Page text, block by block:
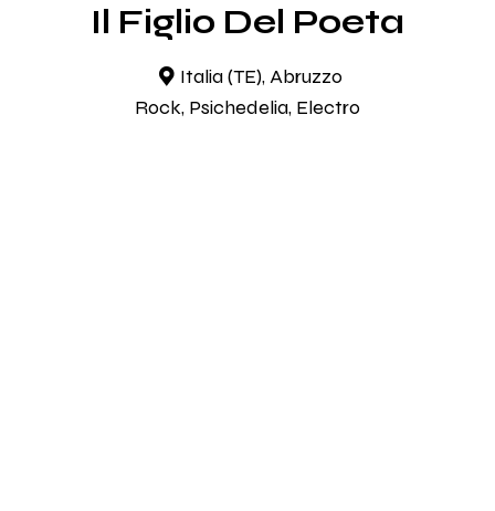
Il Figlio Del Poeta
Italia (TE), Abruzzo
Rock, Psichedelia, Electro